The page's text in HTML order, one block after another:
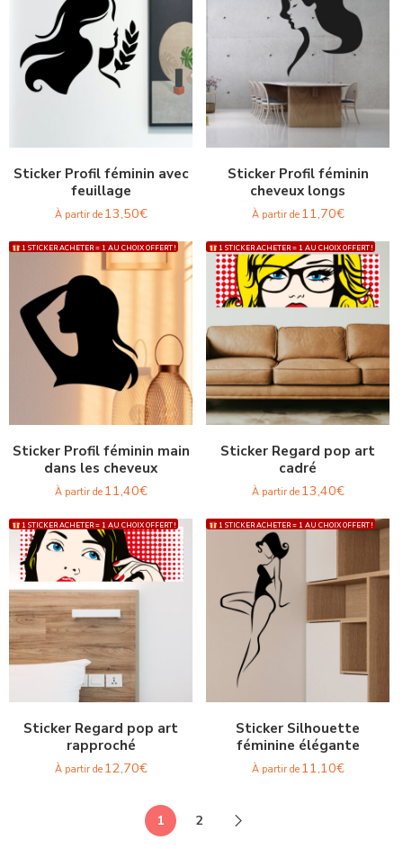
Sticker Profil féminin avec
feuillage
À partir de 13,50€
Sticker Profil féminin
cheveux longs
À partir de 11,70€
1 STICKER ACHETER = 1 AU CHOIX OFFERT !
Sticker Profil féminin main
dans les cheveux
À partir de 11,40€
1 STICKER ACHETER = 1 AU CHOIX OFFERT !
Sticker Regard pop art
cadré
À partir de 13,40€
1 STICKER ACHETER = 1 AU CHOIX OFFERT !
Sticker Regard pop art
rapproché
À partir de 12,70€
1 STICKER ACHETER = 1 AU CHOIX OFFERT !
Sticker Silhouette
féminine élégante
À partir de 11,10€
1 2